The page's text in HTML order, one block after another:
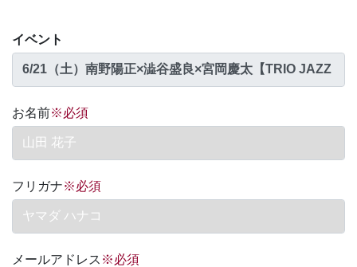
イベント
お名前※必須
フリガナ※必須
メールアドレス ※必須